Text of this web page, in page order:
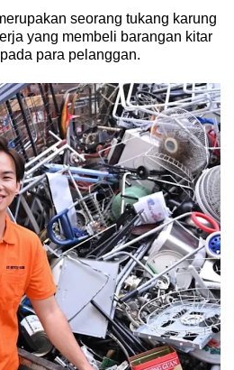
seorang tukang karung
yang membeli barangan kitar
para pelanggan.